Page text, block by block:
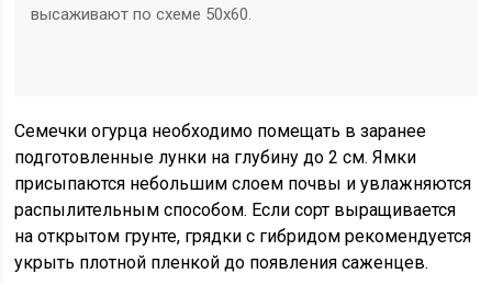
высаживают по схеме 50х60.
Семечки огурца необходимо помещать в заранее
подготовленные лунки на глубину до 2 см. Ямки
присыпаются небольшим слоем почвы и увлажняются
распылительным способом. Если сорт выращивается
на открытом грунте, грядки с гибридом рекомендуется
укрыть плотной пленкой до появления саженцев.